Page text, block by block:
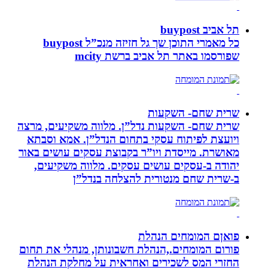
תל אביב buypost
כל מאמרי התוכן שך גל חזיזה מנכ”ל buypost
שפורסמו באתר תל אביב ברשת mcity
שרית שחם- השקעות
שרית שחם- השקעות נדל”ן. מלווה משקיעים, מרצה
ויועצת לפיתוח עסקי בתחום הנדל”ן. אמא וסבתא
מאושרת. ‏מייסדת ויו”ר בקבוצת עסקים עושים באור
יהודה‏ ב-‏עסקים עושים עסקים‏. ‏מלווה משקיעים,
ב-‏שרית שחם מנטורית להצלחה בנדל”ן‏
פואןם המומחים הנהלת
פורום המומחים.,הנהלת חשבונותן, מנהלי את תחום
החזרי המס לשכירים ואחראית על מחלקת הנהלת